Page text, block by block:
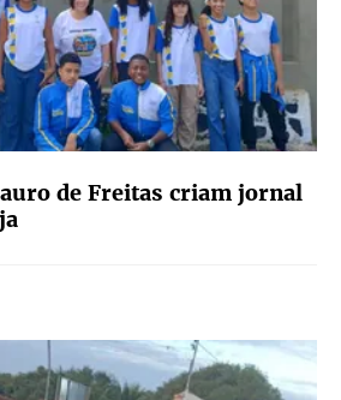
de Freitas criam jornal